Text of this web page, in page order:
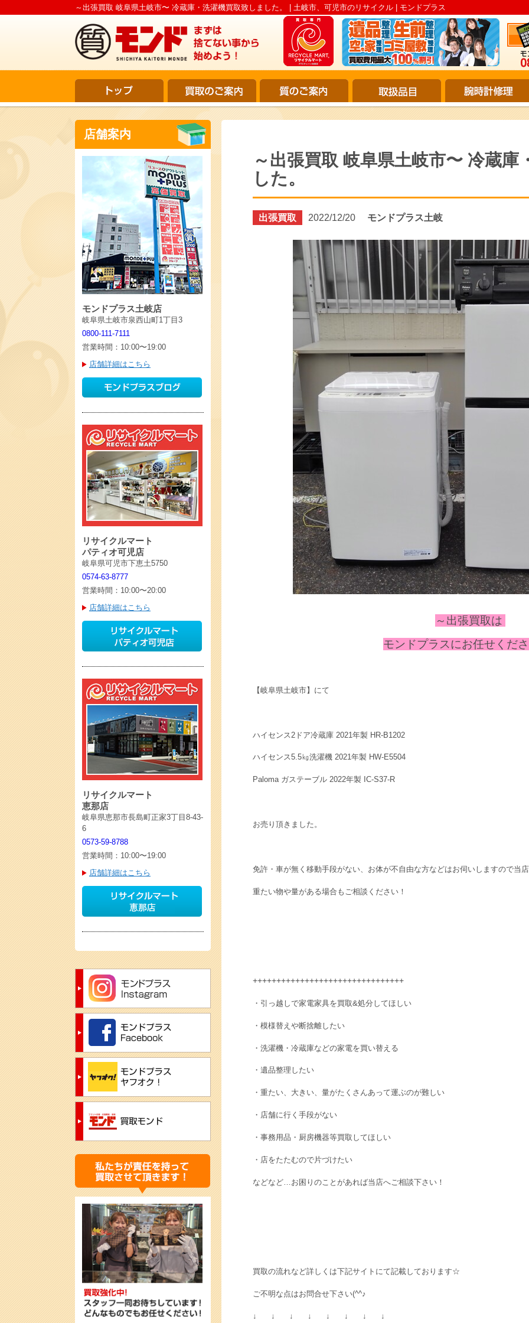
～出張買取 岐阜県土岐市〜 冷蔵庫・洗濯機買取致しました。 | 土岐市、可児市のリサイクル | モンドプラス
～出張買取 岐阜県土岐市〜 冷蔵庫
した。
出張買取 2022/12/20 モンドプラス土岐
～出張買取は
モンドプラスにお任せくだ
【岐阜県土岐市】にて
ハイセンス2ドア冷蔵庫 2021年製 HR-B1202
ハイセンス5.5㎏洗濯機 2021年製 HW-E5504
Paloma ガステーブル 2022年製 IC-S37-R
お売り頂きました。
免許・車が無く移動手段がない、お体が不自由な方などはお伺いしますので当
重たい物や量がある場合もご相談ください！
++++++++++++++++++++++++++++++++
・引っ越しで家電家具を買取&処分してほしい
・模様替えや断捨離したい
・洗濯機・冷蔵庫などの家電を買い替える
・遺品整理したい
・重たい、大きい、量がたくさんあって運ぶのが難しい
・店舗に行く手段がない
・事務用品・厨房機器等買取してほしい
・店をたたむので片づけたい
などなど…お困りのことがあれば当店へご相談下さい！
買取の流れなど詳しくは下記サイトにて記載しております☆
ご不明な点はお問合せ下さい(^^♪
↓ ↓ ↓ ↓ ↓ ↓ ↓ ↓
店舗案内
モンドプラス土岐店
岐阜県土岐市泉西山町1丁目3
0800-111-7111
営業時間：10:00〜19:00
店舗詳細はこちら
リサイクルマート
パティオ可児店
岐阜県可児市下恵土5750
0574-63-8777
営業時間：10:00〜20:00
店舗詳細はこちら
リサイクルマート
恵那店
岐阜県恵那市長島町正家3丁目8-43-
6
0573-59-8788
営業時間：10:00〜19:00
店舗詳細はこちら